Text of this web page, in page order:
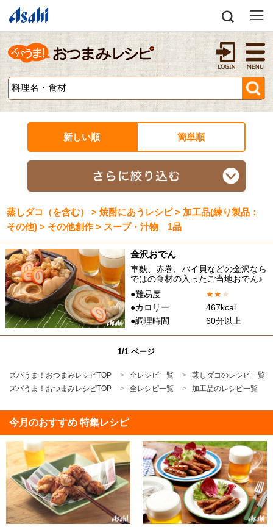
新しい順 簡単順
蒸しダコ（を含む） > 焼酎にあうレシピ > 加工品(練り製品：
その他) > その他創作 > スープ・汁物 1品
金沢おでん
車麩、赤巻、バイ貝などの金沢なら
ではの食材の入ったご当地おでん♪
●難易度
★★★
●カロリー
467kcal
●調理時間
60分以上
1/1 ページ
ズバうま！おつまみレシピTOP 全レシピ一覧
蒸しダコのレシピ一覧
ズバうま！おつまみレシピTOP
全レシピ一覧 加工品のレシピ一覧
今月のおすすめ 特集レシピ